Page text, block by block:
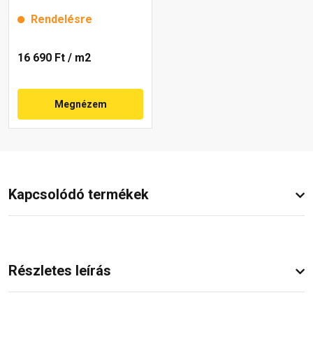
Rendelésre
16 690 Ft / m2
Megnézem
Kapcsolódó termékek
Részletes leírás